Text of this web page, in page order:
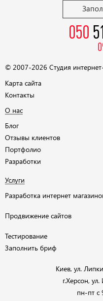
050
© 2007-2026 Студия
Карта сайта
Контакты
О нас
Блог
Отзывы клиентов
Портфолио
Разработки
Услуги
Разработка интернет
Продвижение сайтов
Тестирование
Заполнить бриф
Киев, ул.
г.Херсон,
пн-пт с